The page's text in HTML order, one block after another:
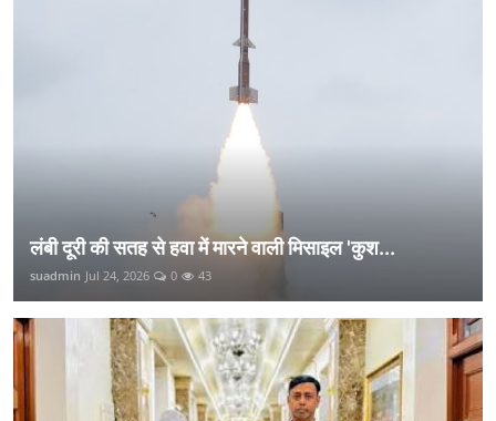
लंबी दूरी की सतह से हवा में मारने वाली मिसाइल 'कुश...
suadmin Jul 24, 2026 0 43